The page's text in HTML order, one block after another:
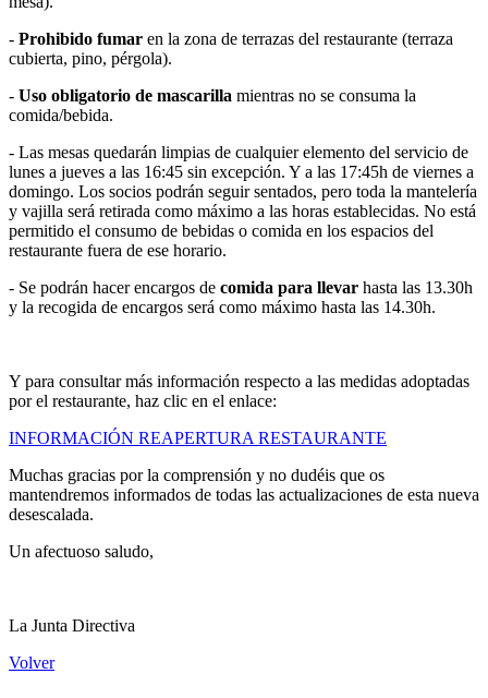
- Prohibido fumar en la zona de terrazas del restaurante (terraza
cubierta, pino, pérgola).
- Uso obligatorio de mascarilla mientras no se consuma la
comida/bebida.
- Las mesas quedarán limpias de cualquier elemento del servicio de
lunes a jueves a las 16:45 sin excepción. Y a las 17:45h de viernes a
domingo. Los socios podrán seguir sentados, pero toda la mantelería
y vajilla será retirada como máximo a las horas establecidas. No está
permitido el consumo de bebidas o comida en los espacios del
restaurante fuera de ese horario.
- Se podrán hacer encargos de comida para llevar hasta las 13.30h
y la recogida de encargos será como máximo hasta las 14.30h.
Y para consultar más información respecto a las medidas adoptadas
por el restaurante, haz clic en el enlace:
INFORMACIÓN REAPERTURA RESTAURANTE
Muchas gracias por la comprensión y no dudéis que os
mantendremos informados de todas las actualizaciones de esta nueva
desescalada.
Un afectuoso saludo,
La Junta Directiva
Volver